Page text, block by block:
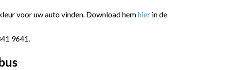
voor uw auto vinden. Download hemhier in de
9641.